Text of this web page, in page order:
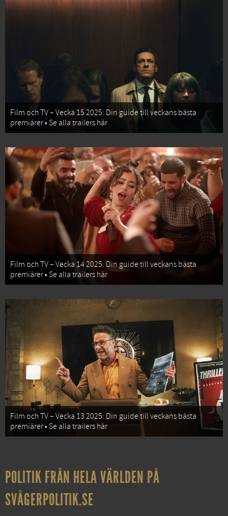
Film och TV – Vecka 15 2025: Din guide till veckans bästa
premiärer • Se alla trailers här
Film och TV – Vecka 14 2025: Din guide till veckans bästa
premiärer • Se alla trailers här
Film och TV – Vecka 13 2025: Din guide till veckans bästa
premiärer • Se alla trailers här
POLITIK FRÅN HELA VÄRLDEN PÅ
SVÅGERPOLITIK.SE